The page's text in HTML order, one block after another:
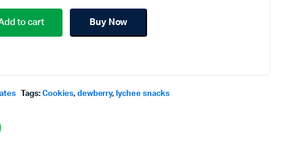
to cart Buy Now
Tags: Cookies, dewberry, lychee snacks